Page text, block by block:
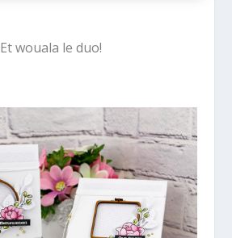
Et wouala le duo!